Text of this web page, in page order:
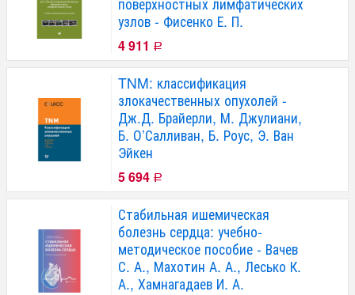
узлов - Фисенко Е. П.
4 911 Р
TNM: классификация
злокачественных опухолей -
Дж.Д. Брайерли, М. Джулиани,
Б. О’Салливан, Б. Роус, Э. Ван
Эйкен
5 694 Р
Стабильная ишемическая
болезнь сердца: учебно-
методическое пособие - Вачев
С. А., Махотин А. А., Лесько К.
А., Хамнагадаев И. А.